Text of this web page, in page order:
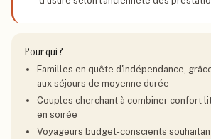
Pour qui ?
Familles en quête d'indépendance,
aux séjours de moyenne durée
Couples cherchant à combiner confort
en soirée
Voyageurs budget-conscients